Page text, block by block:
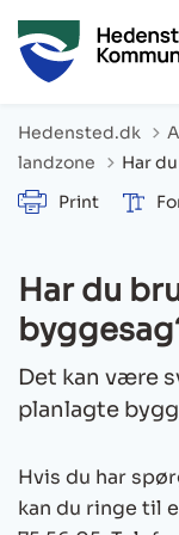
Hedensted.dk
landzone
Har
Print
Har du
Det kan være
planlagte
Hvis du har
kan du ringe til